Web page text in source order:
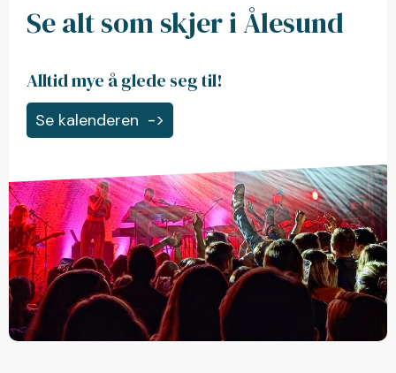
Se alt som skjer i Ålesund
Alltid mye å glede seg til!
Se kalenderen ->